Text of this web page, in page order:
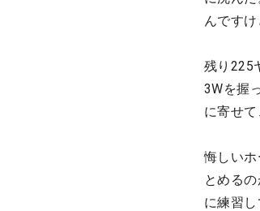
んです
残り225
3Wを握
に寄せて
悔しい
とめる
に練習